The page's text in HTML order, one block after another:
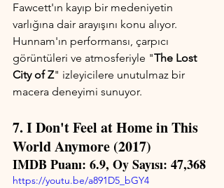
Fawcett'ın kayıp bir medeniyetin
varlığına dair arayışını konu alıyor.
Hunnam'ın performansı, çarpıcı
görüntüleri ve atmosferiyle "The Lost
City of Z" izleyicilere unutulmaz bir
macera deneyimi sunuyor.
7. I Don't Feel at Home in This
World Anymore (2017)
IMDB Puanı: 6.9, Oy Sayısı: 47,368
https://youtu.be/a891D5_bGY4